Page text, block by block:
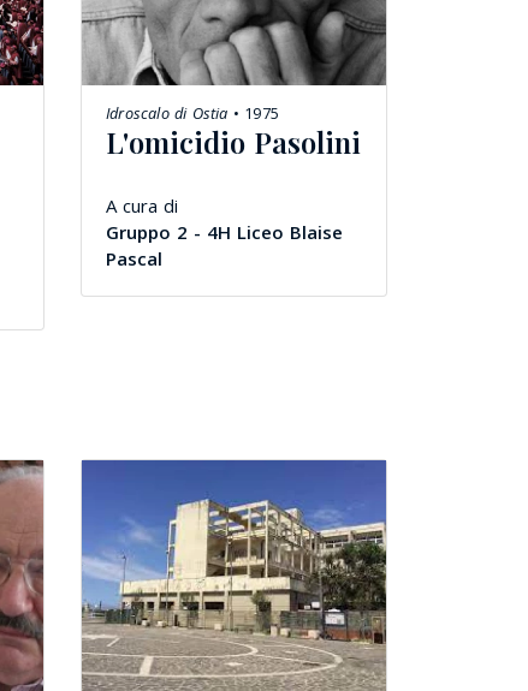
Idroscalo di Ostia • 1975
L'omicidio Pasolini
A cura di
Gruppo 2 - 4H Liceo Blaise
Pascal